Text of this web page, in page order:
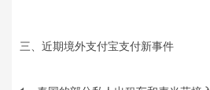
三、近期境外支付宝支付新事件